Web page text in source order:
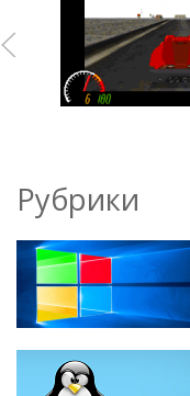
Рубрики